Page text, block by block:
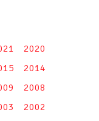
2020
2014
2008
2002